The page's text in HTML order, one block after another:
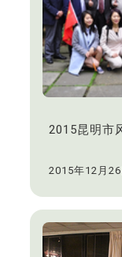
2015昆明市
2015年12月26